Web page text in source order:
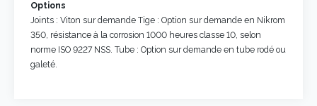
Options
Joints : Viton sur demande Tige : Option sur demande en Nikrom
350, résistance à la corrosion 1000 heures classe 10, selon
norme ISO 9227 NSS. Tube : Option sur demande en tube rodé ou
galeté.